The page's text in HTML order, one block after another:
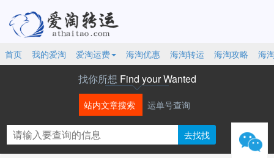
首页 我的爱淘 爱淘运费 海淘优惠 海淘转运 海淘攻略 海
找你所想 Find your Wanted
站内文章搜索 运单号查询